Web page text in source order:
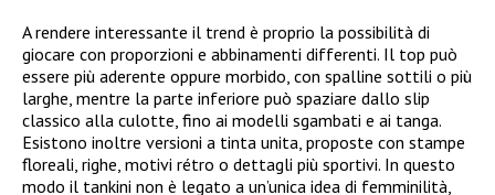
A rendere interessante il trend è proprio la possibilità di
giocare con proporzioni e abbinamenti differenti. Il top può
essere più aderente oppure morbido, con spalline sottili o più
larghe, mentre la parte inferiore può spaziare dallo slip
classico alla culotte, fino ai modelli sgambati e ai tanga.
Esistono inoltre versioni a tinta unita, proposte con stampe
floreali, righe, motivi rétro o dettagli più sportivi. In questo
modo il tankini non è legato a un’unica idea di femminilità,